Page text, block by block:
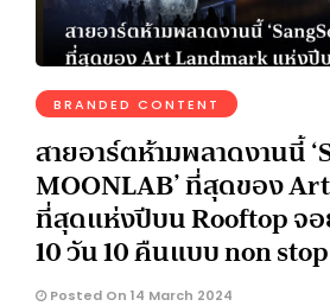
BRANDED CONTENT
สายอาร์ตห้ามพลาดงานนี้
MOONLAB’ ที่สุดของ
ที่สุดแห่งปีบน Rooftop จ
10 วัน 10 คืนแบบ non
Posted On 14 March 2024